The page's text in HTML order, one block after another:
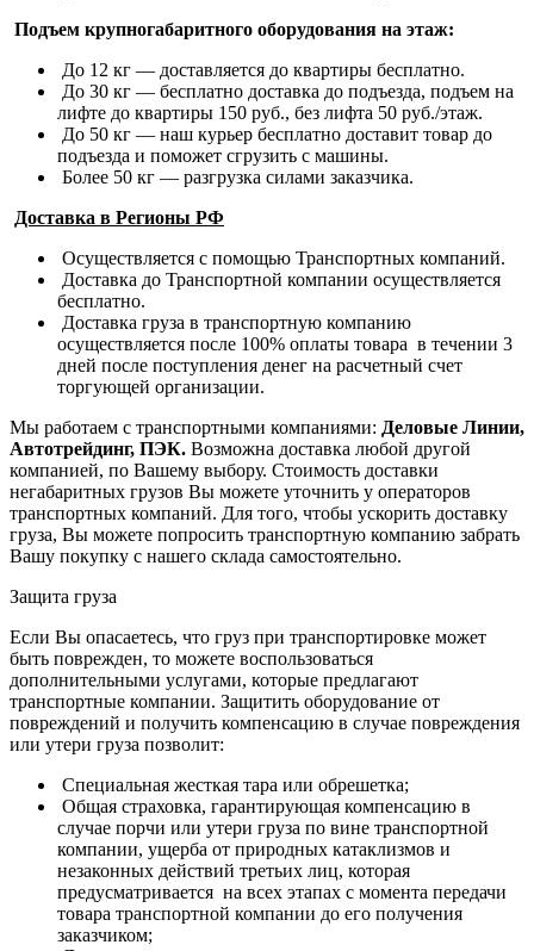
Подъем крупногабаритного оборудования на этаж:
До 12 кг — доставляется до квартиры бесплатно.
До 30 кг — бесплатно доставка до подъезда, подъем на
лифте до квартиры 150 руб., без лифта 50 руб./этаж.
До 50 кг — наш курьер бесплатно доставит товар до
подъезда и поможет сгрузить с машины.
Более 50 кг — разгрузка силами заказчика.
Доставка в Регионы РФ
Осуществляется с помощью Транспортных компаний.
Доставка до Транспортной компании осуществляется
бесплатно.
Доставка груза в транспортную компанию
осуществляется после 100% оплаты товара в течении 3
дней после поступления денег на расчетный счет
торгующей организации.
Мы работаем с транспортными компаниями: Деловые Линии,
Автотрейдинг, ПЭК. Возможна доставка любой другой
компанией, по Вашему выбору. Стоимость доставки
негабаритных грузов Вы можете уточнить у операторов
транспортных компаний. Для того, чтобы ускорить доставку
груза, Вы можете попросить транспортную компанию забрать
Вашу покупку с нашего склада самостоятельно.
Защита груза
Если Вы опасаетесь, что груз при транспортировке может
быть поврежден, то можете воспользоваться
дополнительными услугами, которые предлагают
транспортные компании. Защитить оборудование от
повреждений и получить компенсацию в случае повреждения
или утери груза позволит:
Специальная жесткая тара или обрешетка;
Общая страховка, гарантирующая компенсацию в
случае порчи или утери груза по вине транспортной
компании, ущерба от природных катаклизмов и
незаконных действий третьих лиц, которая
предусматривается на всех этапах с момента передачи
товара транспортной компании до его получения
заказчиком;